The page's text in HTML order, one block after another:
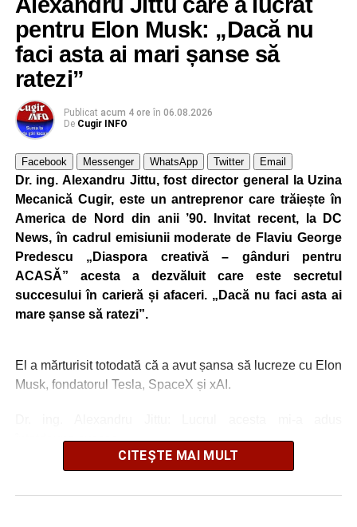
pentru Elon Musk: „Dacă nu
faci asta ai mari șanse să
ratezi”
Publicat acum 4 ore în 06.08.2026
De Cugir INFO
Facebook Messenger WhatsApp Twitter Email
Dr. ing. Alexandru Jittu, fost director general la Uzina
Mecanică Cugir, este un antreprenor care trăiește în
America de Nord din anii ’90. Invitat recent, la DC
News, în cadrul emisiunii moderate de Flaviu George
Predescu „Diaspora creativă – gânduri pentru
ACASĂ” acesta a dezvăluit care este secretul
succesului în carieră și afaceri. „Dacă nu faci asta ai
mare șanse să ratezi”.
El a mărturisit totodată că a avut șansa să lucreze cu Elon
Musk, fondatorul Tesla, SpaceX și xAI.
întotdeuna succes
„Nu am lucrat niciodată pentru guverne. În România am
lucrat la Uzina Mecanică Cugir care era întreprindere de
CITEȘTE MAI MULT